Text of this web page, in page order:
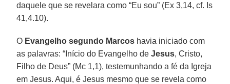
daquele que se revelara como “Eu sou” (Ex 3,14, cf. Is
41,4.10).
O Evangelho segundo Marcos havia iniciado com
as palavras: “Início do Evangelho deJesus, Cristo,
Filho de Deus” (Mc 1,1), testemunhando a fé da Igreja
em Jesus. Aqui, é Jesus mesmo que se revela como